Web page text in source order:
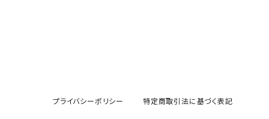
プライバシーポリシー 特定商取引法に基づく表記